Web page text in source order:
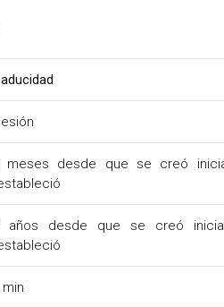
meses desde que se creó
años desde que se creó
min